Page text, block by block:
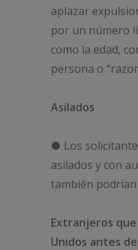
aplazar
por un número
como la edad,
persona o
Asilados
● Los
asilados y con
también
Extranjeros
Unidos antes